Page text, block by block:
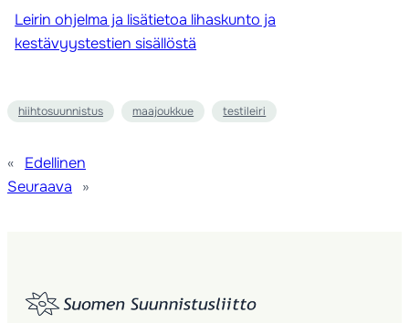
Leirin ohjelma ja lisätietoa lihaskunto ja
kestävyystestien sisällöstä
hiihtosuunnistus maajoukkue testileiri
«
Edellinen
Seuraava
»